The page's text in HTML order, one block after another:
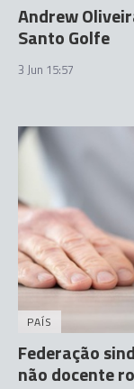
Andrew
Santo Golfe
3 Jun 15:57
PAÍS
Federação
não docente